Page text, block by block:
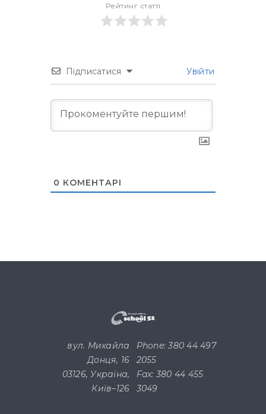
Рейтинг статті
Підписатися Увійти
0 КОМЕНТАРІ
Phone: 380 44 497
2055
Fax: 380 44 455
3049
вул. Михайла
Донця, 16
03126, Україна,
Київ–126